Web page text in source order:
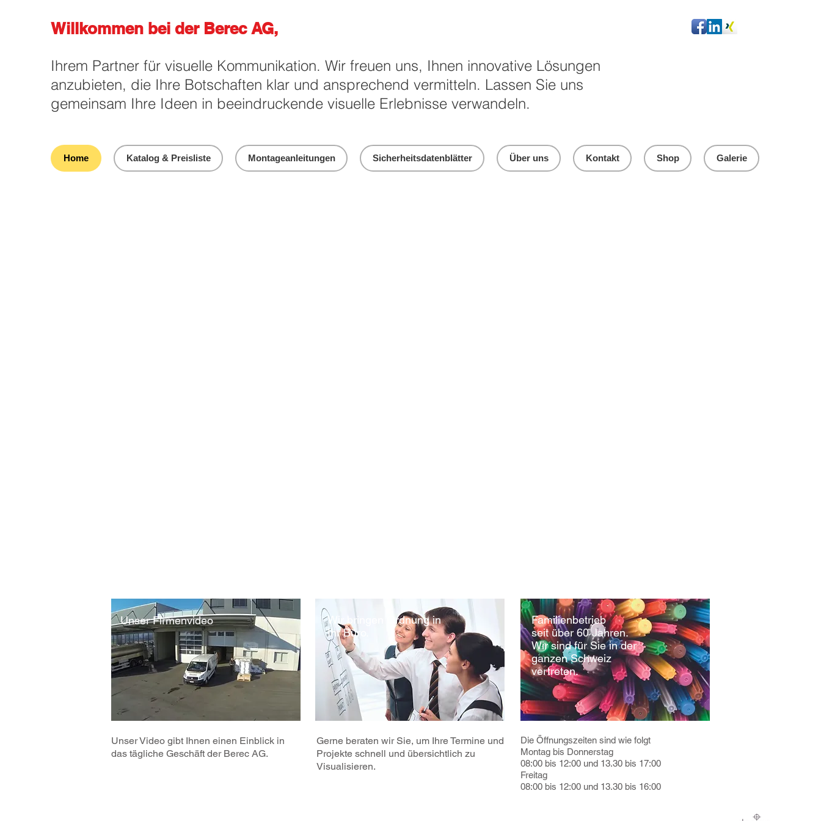
Willkommen bei der Berec AG,
Ihrem Partner für visuelle Kommunikation. Wir freuen uns, Ihnen innovative Lösungen
anzubieten, die Ihre Botschaften klar und ansprechend vermitteln. Lassen Sie uns
gemeinsam Ihre Ideen in beeindruckende visuelle Erlebnisse verwandeln.
Home Katalog & Preisliste Montageanleitungen Sicherheitsdatenblätter Über uns Kontakt Shop Galerie
Unser Firmenvideo
Wir bringen Ordnung in
Ihr Büro.
Familienbetrieb
seit über 60 Jahren.
Wir sind für Sie in der
ganzen Schweiz
vertreten.
Unser Video gibt Ihnen einen Einblick in
das tägliche Geschäft der Berec AG.
Gerne beraten wir Sie, um Ihre Termine und
Projekte schnell und übersichtlich zu
Visualisieren.
Die Öffnungszeiten sind wie folgt
Montag bis Donnerstag
08:00 bis 12:00 und 13.30 bis 17:00
Freitag
08:00 bis 12:00 und 13.30 bis 16:00